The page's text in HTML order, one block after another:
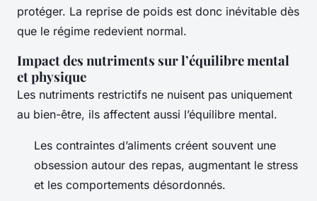
protéger. La reprise de poids est donc inévitable dès
que le régime redevient normal.
Impact des nutriments sur l’équilibre mental
et physique
Les nutriments restrictifs ne nuisent pas uniquement
au bien-être, ils affectent aussi l’équilibre mental.
Les contraintes d’aliments créent souvent une
obsession autour des repas, augmentant le stress
et les comportements désordonnés.